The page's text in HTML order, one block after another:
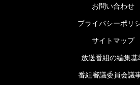
お問い合わせ
プライバシーポリ
サイトマップ
放送番組の編集基
番組審議委員会議